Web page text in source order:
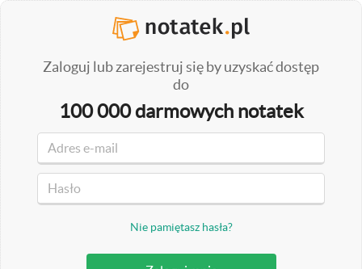
Zaloguj lub zarejestruj się by uzyskać dostęp
do
100 000 darmowych notatek
Nie pamiętasz hasła?